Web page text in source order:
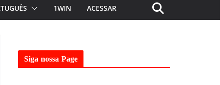
1WIN ACESSAR
Siga nossa Page